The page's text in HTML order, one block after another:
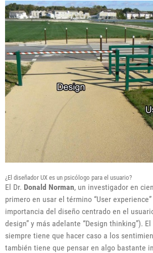
¿El diseñador UX es un psicólogo para el usuario?
El Dr. Donald Norman, un investigador en
primero en usar el término “User
importancia del diseño centrado en el
design” y más adelante “Design thinking”).
siempre tiene que hacer caso a los
también tiene que pensar en algo bastante